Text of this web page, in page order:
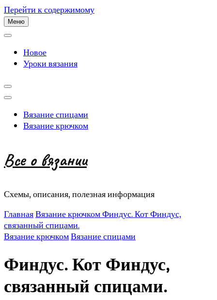
Перейти к содержимому
Меню
Новое
Уроки вязания
Вязание спицами
Вязание крючком
Все о вязании
Схемы, описания, полезная информация
ГлавнаяВязание крючкомФиндус. Кот Финдус,
связанный спицами.
Вязание крючкомВязание спицами
Финдус. Кот Финдус,
связанный спицами.